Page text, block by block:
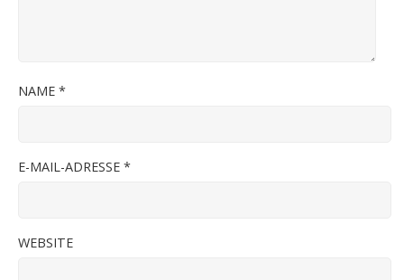
NAME *
E-MAIL-ADRESSE *
WEBSITE